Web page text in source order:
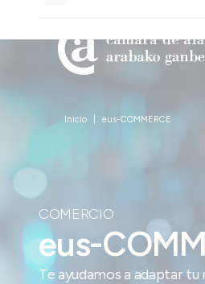
Inicio eus-COMMERCE
COMERCIO
eus-
Te ayudamos a adaptar